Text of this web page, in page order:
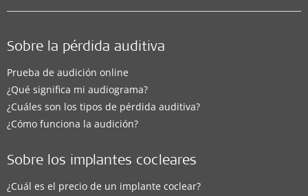
Sobre la pérdida auditiva
Prueba de audición online
¿Qué significa mi audiograma?
¿Cuáles son los tipos de pérdida auditiva?
¿Cómo funciona la audición?
Sobre los implantes cocleares
¿Cuál es el precio de un implante coclear?